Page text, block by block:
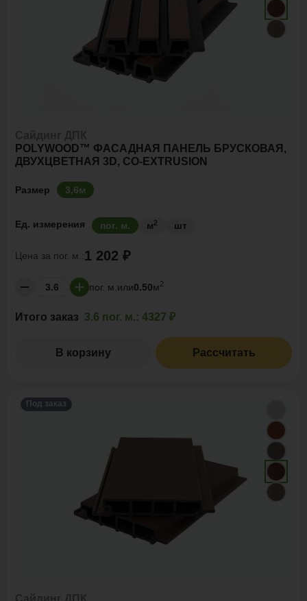
POLYWOOD™ ФАСАДНАЯ ПАНЕЛЬ БРУСКОВАЯ,
ДВУХЦВЕТНАЯ 3D, CO-EXTRUSION
Размер 3,6м
Ед. измерения пог. м. м2 шт
Цена за пог. м.:1 202 ₽
пог. м. или0.50м2
Итого заказ 3.6 пог. м.: 4327 ₽
В корзину Рассчитать
Под заказ